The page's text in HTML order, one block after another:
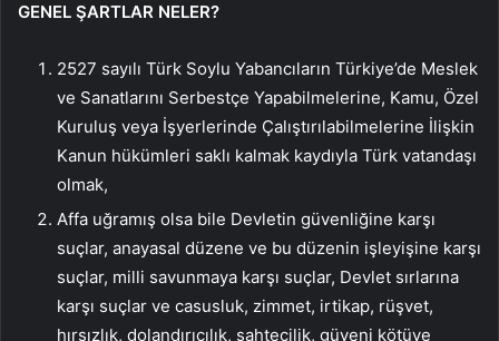
GENEL ŞARTLAR NELER?
2527 sayılı Türk Soylu Yabancıların Türkiye’de Meslek
ve Sanatlarını Serbestçe Yapabilmelerine, Kamu, Özel
Kuruluş veya İşyerlerinde Çalıştırılabilmelerine İlişkin
Kanun hükümleri saklı kalmak kaydıyla Türk vatandaşı
olmak,
Affa uğramış olsa bile Devletin güvenliğine karşı
suçlar, anayasal düzene ve bu düzenin işleyişine karşı
suçlar, milli savunmaya karşı suçlar, Devlet sırlarına
karşı suçlar ve casusluk, zimmet, irtikap, rüşvet,
hırsızlık, dolandırıcılık, sahtecilik, güveni kötüye